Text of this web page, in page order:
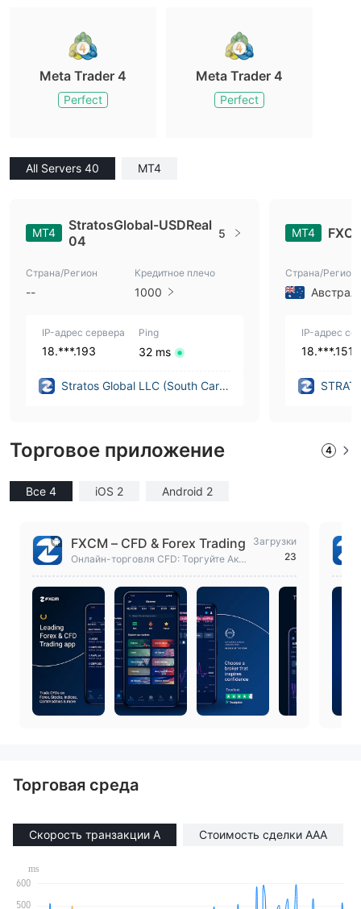
Meta Trader 4
Perfect
Meta Trader 4
Perfect
All Servers 40 MT4
MT4
StratosGlobal-USDReal
04
5
Страна/Регион
--
Кредитное плечо
1000
IP-адрес сервера
18.***.193
Ping
32 ms
Stratos Global LLC (South Caroli
MT4
Страна/Регион
IP-адрес
18.***.151
Торговое приложение 4
Все 4 iOS 2 Android 2
FXCM – CFD & Forex Trading
Онлайн-торговля CFD: Торгуйте Акц
Загрузки
23
Торговая среда
Скорость транзакции A Стоимость сделки AAA